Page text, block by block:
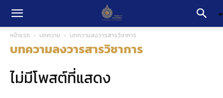
หน้าแรก บทความ บทความลงวารสารวิชาการ
บทความลงวารสารวิชาการ
ไม่มีโพสต์ที่แสดง